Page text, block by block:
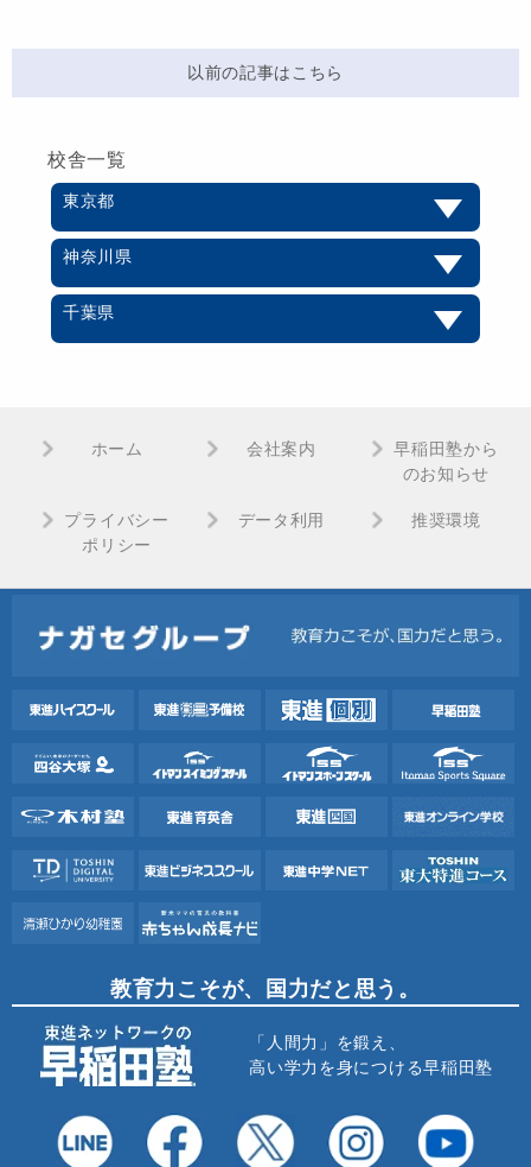
以前の記事はこちら
校舎一覧
東京都
神奈川県
千葉県
ホーム 会社案内
早稲田塾から
のお知らせ
プライバシー
ポリシー
データ利用 推奨環境
教育力こそが、国力だと思う。
「人間力」を鍛え、
高い学力を身につける早稲田塾